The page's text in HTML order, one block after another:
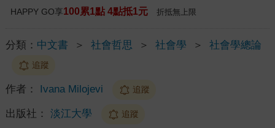
HAPPY GO享100累1點 4點抵1元 折抵無上限
分類： 中文書 ＞ 社會哲思 ＞ 社會學 ＞ 社會學總論
追蹤
作者： Ivana Milojevi 追蹤
出版社： 淡江大學 追蹤